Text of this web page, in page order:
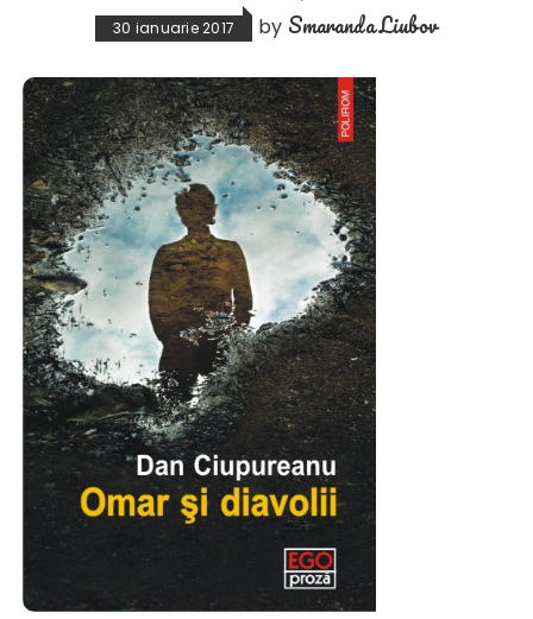
30 ianuarie 2017 by Smaranda Liubov